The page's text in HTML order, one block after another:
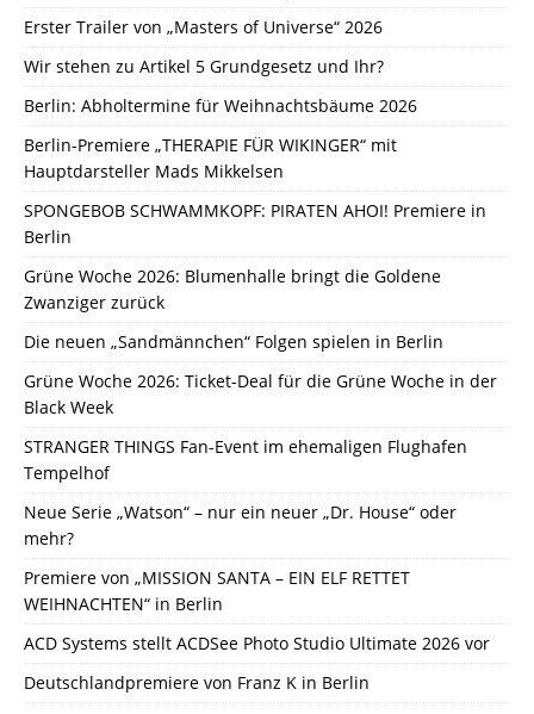
Erster Trailer von „Masters of Universe“ 2026
Wir stehen zu Artikel 5 Grundgesetz und Ihr?
Berlin: Abholtermine für Weihnachtsbäume 2026
Berlin-Premiere „THERAPIE FÜR WIKINGER“ mit
Hauptdarsteller Mads Mikkelsen
SPONGEBOB SCHWAMMKOPF: PIRATEN AHOI! Premiere in
Berlin
Grüne Woche 2026: Blumenhalle bringt die Goldene
Zwanziger zurück
Die neuen „Sandmännchen“ Folgen spielen in Berlin
Grüne Woche 2026: Ticket-Deal für die Grüne Woche in der
Black Week
STRANGER THINGS Fan-Event im ehemaligen Flughafen
Tempelhof
Neue Serie „Watson“ – nur ein neuer „Dr. House“ oder
mehr?
Premiere von „MISSION SANTA – EIN ELF RETTET
WEIHNACHTEN“ in Berlin
ACD Systems stellt ACDSee Photo Studio Ultimate 2026 vor
Deutschlandpremiere von Franz K in Berlin